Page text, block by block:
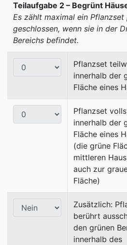
Teilaufgabe 2 – Begrünt
Es zählt maximal ein
geschlossen, wenn sie in der
Bereichs befindet.
Pflanzset
innerhalb der
Fläche eines
Pflanzset
innerhalb der
Fläche eines
(die grüne
mittleren
auch zur
Fläche)
Zusätzlich:
berührt
den grünen
innerhalb des